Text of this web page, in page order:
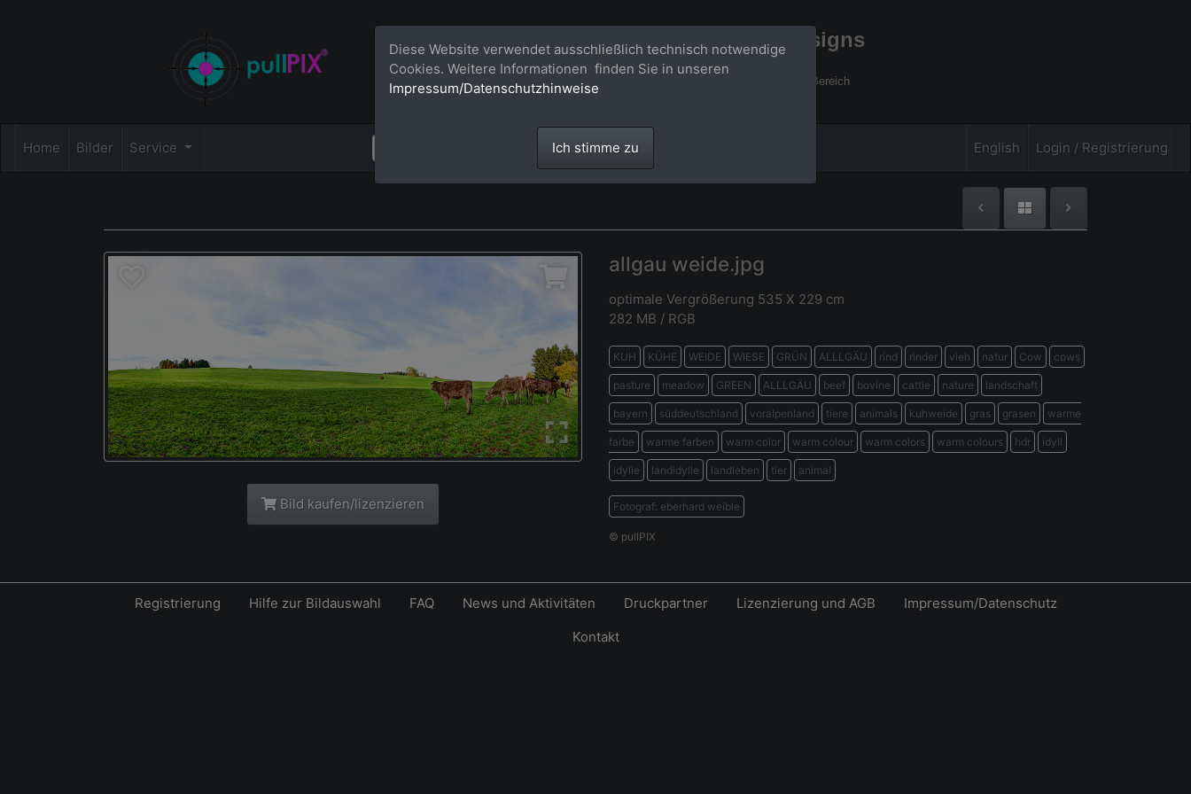
Bildagentur für großformatige Raumdesigns
Großformatige Bilder - über 100 Meter große 'largeformat' Fotos im Gigapixel Bereich
Home Bilder Service English Login / Registrierung
Bild kaufen/lizenzieren
allgau weide.jpg
optimale Vergrößerung 535 X 229 cm
282 MB / RGB
KUH KÜHE WEIDE WIESE GRÜN ALLLGÄU rind rinder vieh natur Cow cows
pasture meadow GREEN ALLLGÄU beef bovine cattle nature landschaft
bayern süddeutschland voralpenland tiere animals kuhweide gras grasen warme
farbe warme farben warm color warm colour warm colors warm colours hdr idyll
idylle landidylle landleben tier animal
Fotograf: eberhard weible
© pullPIX
Diese Website verwendet ausschließlich technisch notwendige
Cookies. Weitere Informationen finden Sie in unseren
Impressum/Datenschutzhinweise
Ich stimme zu
Registrierung Hilfe zur Bildauswahl FAQ News und Aktivitäten Druckpartner Lizenzierung und AGB
Impressum/Datenschutz
Kontakt